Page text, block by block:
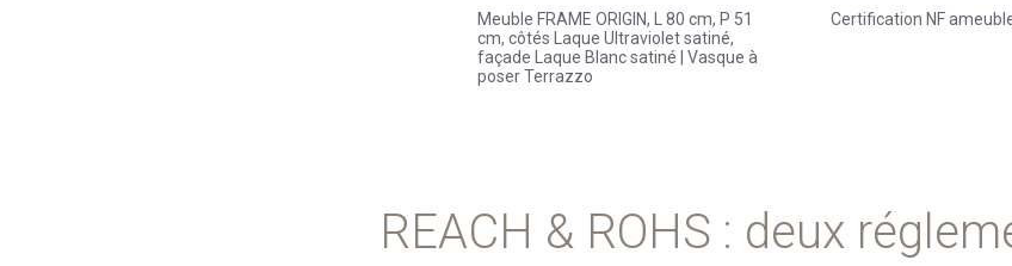
Meuble FRAME ORIGIN, L 80 cm, P 51
cm, côtés Laque Ultraviolet satiné,
façade Laque Blanc satiné | Vasque à
poser Terrazzo
Certification NF
REACH & ROHS : deux